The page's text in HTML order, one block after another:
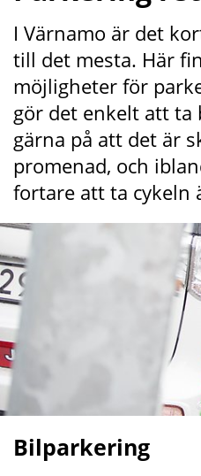
I Värnamo är det
till det mesta. Här
möjligheter för
gör det enkelt att ta
gärna på att det är
promenad, och
fortare att ta cykeln
Bilparkering